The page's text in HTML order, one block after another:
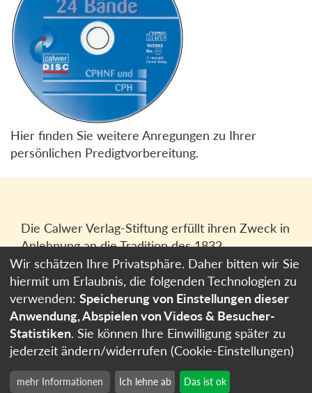
Hier finden Sie weitere Anregungen zu Ihrer
persönlichen Predigtvorbereitung.
Die Calwer Verlag-Stiftung erfüllt ihren Zweck in
Anlehnung an die Tradition des 1832
gegründeten Calwer Verlagsvereins, der
heutigen Calwer Verlag Bücher und Medien
GmbHin Stuttgart.
Impressum
Datenschutzerklärung
Cookie-Einstellungen
Wir schätzen Ihre Privatsphäre. Daher bitten wir Sie
hiermit um Erlaubnis, die folgenden Technologien zu
verwenden: Speicherung von Einstellungen dieser
Anwendung, Abspielen von Videos & Besucher-
Statistiken. Sie können Ihre Einwilligung später zu
jederzeit ändern/widerrufen (Cookie-Einstellungen)
mehr Informationen Ich lehne ab Das ist ok